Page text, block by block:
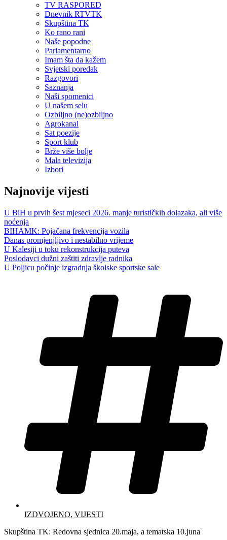
TV RASPORED
Dnevnik RTVTK
Skupština TK
Ko rano rani
Naše popodne
Parlamentarno
Imam šta da kažem
Svjetski poredak
Razgovori
Saznanja
Naši spomenici
U našem selu
Ozbiljno (ne)ozbiljno
Agrokanal
Sat poezije
Sport klub
Brže više bolje
Mala televizija
Izbori
Najnovije vijesti
U BiH u prvih šest mjeseci 2026. manje turističkih dolazaka, ali više
noćenja
BIHAMK: Pojačana frekvencija vozila
Danas promjenjljivo i nestabilno vrijeme
U Kalesiji u toku rekonstrukcija puteva
Poslodavci dužni zaštiti zdravlje radnika
U Poljicu počinje izgradnja školske sportske sale
IZDVOJENO, VIJESTI
Skupština TK: Redovna sjednica 20.maja, a tematska 10.juna